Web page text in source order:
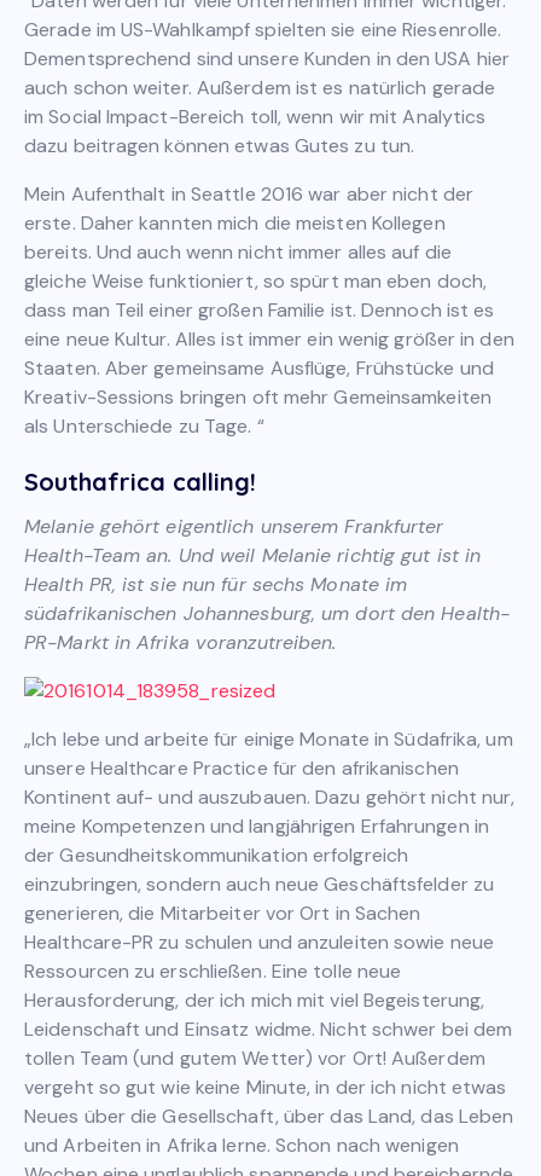
Gerade im US-Wahlkampf spielten sie eine Riesenrolle.
Dementsprechend sind unsere Kunden in den USA hier
auch schon weiter. Außerdem ist es natürlich gerade
im Social Impact-Bereich toll, wenn wir mit Analytics
dazu beitragen können etwas Gutes zu tun.
Mein Aufenthalt in Seattle 2016 war aber nicht der
erste. Daher kannten mich die meisten Kollegen
bereits. Und auch wenn nicht immer alles auf die
gleiche Weise funktioniert, so spürt man eben doch,
dass man Teil einer großen Familie ist. Dennoch ist es
eine neue Kultur. Alles ist immer ein wenig größer in den
Staaten. Aber gemeinsame Ausflüge, Frühstücke und
Kreativ-Sessions bringen oft mehr Gemeinsamkeiten
als Unterschiede zu Tage. “
Southafrica calling!
Melanie gehört eigentlich unserem Frankfurter
Health-Team an. Und weil Melanie richtig gut ist in
Health PR, ist sie nun für sechs Monate im
südafrikanischen Johannesburg, um dort den Health-
PR-Markt in Afrika voranzutreiben.
„Ich lebe und arbeite für einige Monate in Südafrika, um
unsere Healthcare Practice für den afrikanischen
Kontinent auf- und auszubauen. Dazu gehört nicht nur,
meine Kompetenzen und langjährigen Erfahrungen in
der Gesundheitskommunikation erfolgreich
einzubringen, sondern auch neue Geschäftsfelder zu
generieren, die Mitarbeiter vor Ort in Sachen
Healthcare-PR zu schulen und anzuleiten sowie neue
Ressourcen zu erschließen. Eine tolle neue
Herausforderung, der ich mich mit viel Begeisterung,
Leidenschaft und Einsatz widme. Nicht schwer bei dem
tollen Team (und gutem Wetter) vor Ort! Außerdem
vergeht so gut wie keine Minute, in der ich nicht etwas
Neues über die Gesellschaft, über das Land, das Leben
und Arbeiten in Afrika lerne. Schon nach wenigen